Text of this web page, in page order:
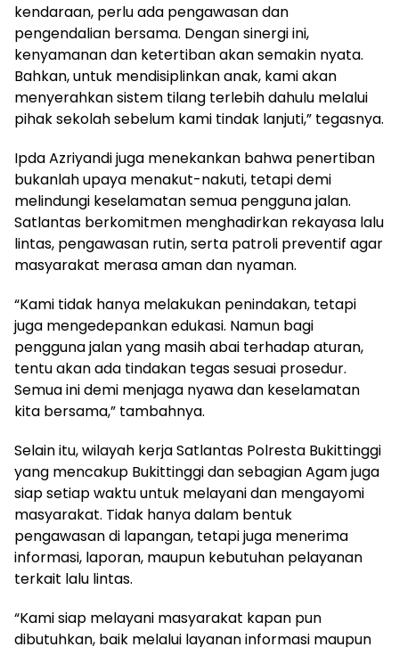
kendaraan, perlu ada pengawasan dan
pengendalian bersama. Dengan sinergi ini,
kenyamanan dan ketertiban akan semakin nyata.
Bahkan, untuk mendisiplinkan anak, kami akan
menyerahkan sistem tilang terlebih dahulu melalui
pihak sekolah sebelum kami tindak lanjuti,” tegasnya.
Ipda Azriyandi juga menekankan bahwa penertiban
bukanlah upaya menakut-nakuti, tetapi demi
melindungi keselamatan semua pengguna jalan.
Satlantas berkomitmen menghadirkan rekayasa lalu
lintas, pengawasan rutin, serta patroli preventif agar
masyarakat merasa aman dan nyaman.
“Kami tidak hanya melakukan penindakan, tetapi
juga mengedepankan edukasi. Namun bagi
pengguna jalan yang masih abai terhadap aturan,
tentu akan ada tindakan tegas sesuai prosedur.
Semua ini demi menjaga nyawa dan keselamatan
kita bersama,” tambahnya.
Selain itu, wilayah kerja Satlantas Polresta Bukittinggi
yang mencakup Bukittinggi dan sebagian Agam juga
siap setiap waktu untuk melayani dan mengayomi
masyarakat. Tidak hanya dalam bentuk
pengawasan di lapangan, tetapi juga menerima
informasi, laporan, maupun kebutuhan pelayanan
terkait lalu lintas.
“Kami siap melayani masyarakat kapan pun
dibutuhkan, baik melalui layanan informasi maupun